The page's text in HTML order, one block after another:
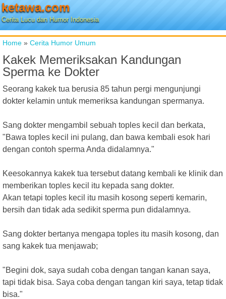
ketawa.com
Cerita Lucu dan Humor Indonesia
Home » Cerita Humor Umum
Kakek Memeriksakan Kandungan
Sperma ke Dokter
Seorang kakek tua berusia 85 tahun pergi mengunjungi
dokter kelamin untuk memeriksa kandungan spermanya.
Sang dokter mengambil sebuah toples kecil dan berkata,
"Bawa toples kecil ini pulang, dan bawa kembali esok hari
dengan contoh sperma Anda didalamnya."
Keesokannya kakek tua tersebut datang kembali ke klinik dan
memberikan toples kecil itu kepada sang dokter.
Akan tetapi toples kecil itu masih kosong seperti kemarin,
bersih dan tidak ada sedikit sperma pun didalamnya.
Sang dokter bertanya mengapa toples itu masih kosong, dan
sang kakek tua menjawab;
"Begini dok, saya sudah coba dengan tangan kanan saya,
tapi tidak bisa. Saya coba dengan tangan kiri saya, tetap tidak
bisa."